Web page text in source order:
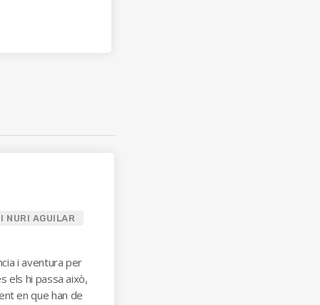
NURI AGUILAR
i aventura per
els hi passa això,
en que han de